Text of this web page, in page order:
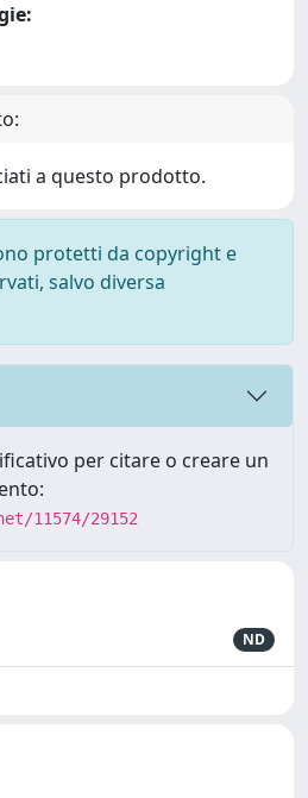
a questo prodotto.
protetti da copyright e
salvo diversa
per citare o creare un
11574/29152
ND